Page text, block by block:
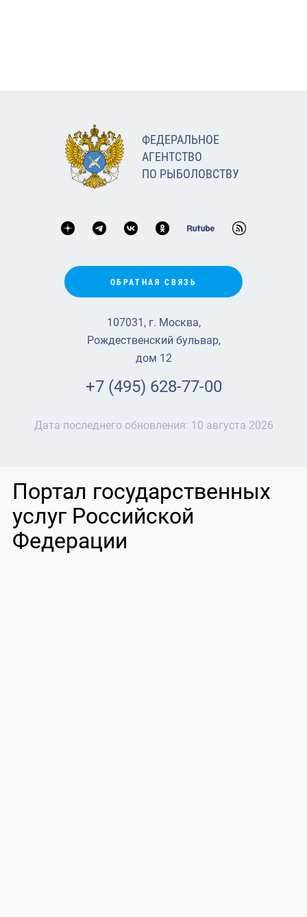
ФЕДЕРАЛЬНОЕ
АГЕНТСТВО
ПО РЫБОЛОВСТВУ
ОБРАТНАЯ СВЯЗЬ
107031, г. Москва,
Рождественский бульвар,
дом 12
+7 (495) 628-77-00
Дата последнего обновления: 10 августа 2026
Портал государственных
услуг Российской
Федерации